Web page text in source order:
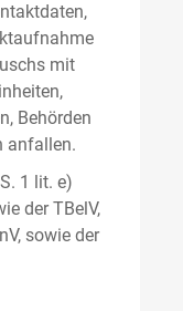
mit
Behörden
anfallen.
1 lit. e)
der TBelV,
sowie der